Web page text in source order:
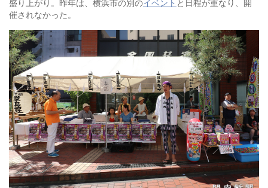
盛り上がり。昨年は、横浜市の別のイベント と日程が重なり、開
催されなかった。